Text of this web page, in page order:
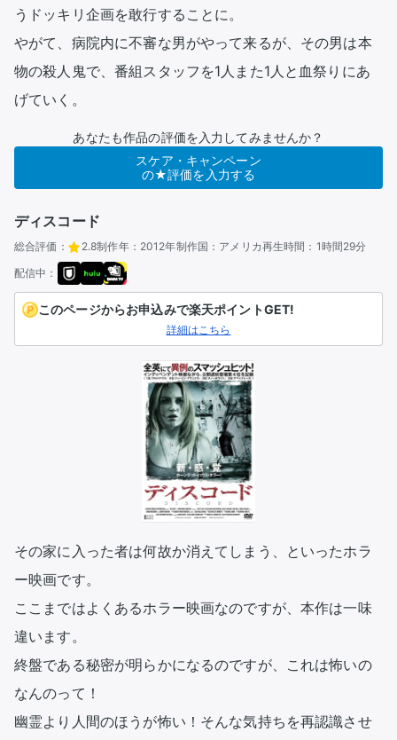
うドッキリ企画を敢行することに。
やがて、病院内に不審な男がやって来るが、その男は本
物の殺人鬼で、番組スタッフを1人また1人と血祭りにあ
あなたも作品の評価を入力してみませんか？
スケア・キャンペーン
の★評価を入力する
ディスコード
総合評価： 2.8制作年： 2012年制作国： アメリカ再生時間： 1時間29分
配信中：
このページからお申込みで楽天ポイントGET!
詳細はこちら
その家に入った者は何故か消えてしまう、といったホラ
ー映画です。
ここまではよくあるホラー映画なのですが、本作は一味
違います。
終盤である秘密が明らかになるのですが、これは怖いの
なんのって！
幽霊より人間のほうが怖い！そんな気持ちを再認識させ